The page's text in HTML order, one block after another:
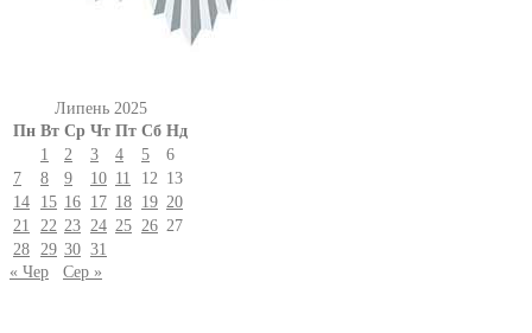
Липень 2025
Пн Вт Ср Чт Пт Сб Нд
1
2 3 4 5
6
7
8 9 10 11 12 13
14
15 16 17 18 19 20
21
22 23 24 25 26 27
28
29 30 31
« Чер
Сер »